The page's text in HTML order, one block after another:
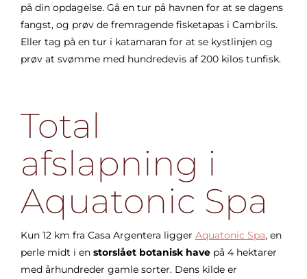
på din opdagelse. Gå en tur på havnen for at se dagens
fangst, og prøv de fremragende fisketapas i Cambrils.
Eller tag på en tur i katamaran for at se kystlinjen og
prøv at svømme med hundredevis af 200 kilos tunfisk.
Total
afslapning i
Aquatonic Spa
Kun 12 km fra Casa Argentera ligger Aquatonic Spa, en
perle midt i en storslået botanisk have på 4 hektarer
med århundreder gamle sorter. Dens kilde er